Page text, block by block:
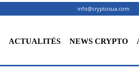
info@cryptosua.com
ACTUALITÉS NEWS CRYPTO